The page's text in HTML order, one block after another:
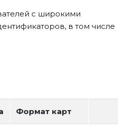
с широкими
в том числе
Формат карт